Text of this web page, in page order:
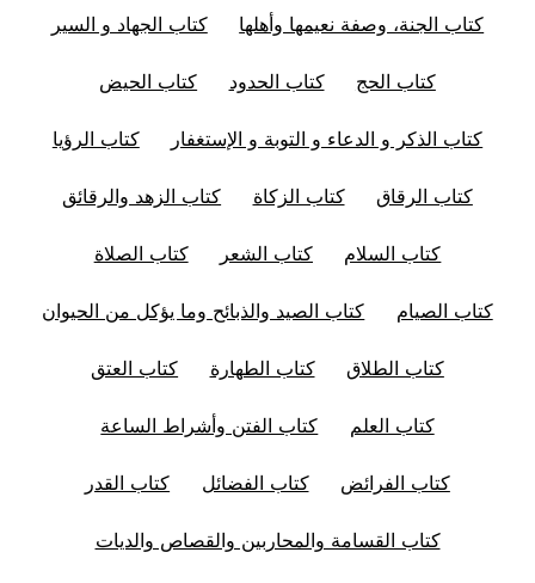
كتاب الجنة، وصفة نعيمها وأهلها كتاب الجهاد و السير
كتاب الحج كتاب الحدود كتاب الحيض
كتاب الذكر و الدعاء و التوبة و الإستغفار كتاب الرؤيا
كتاب الرقاق كتاب الزكاة كتاب الزهد والرقائق
كتاب السلام كتاب الشعر كتاب الصلاة
كتاب الصيام كتاب الصيد والذبائح وما يؤكل من الحيوان
كتاب الطلاق كتاب الطهارة كتاب العتق
كتاب العلم كتاب الفتن وأشراط الساعة
كتاب الفرائض كتاب الفضائل كتاب القدر
كتاب القسامة والمحاربين والقصاص والديات